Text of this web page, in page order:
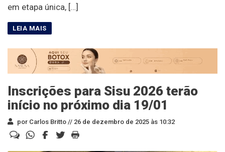
em etapa única, […]
Inscrições para Sisu 2026 terão
início no próximo dia 19/01
por Carlos Britto // 26 de dezembro de 2025 às 10:32